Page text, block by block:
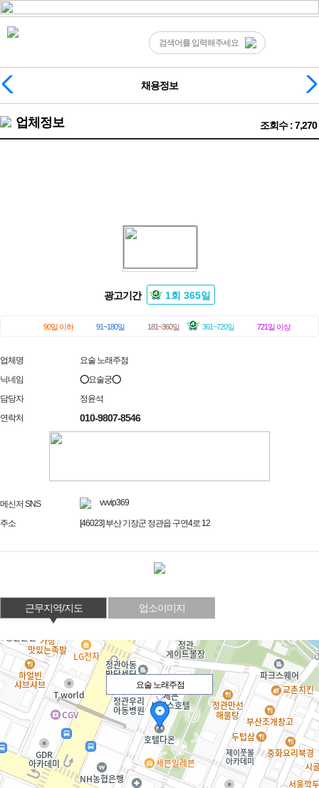
채용정보
업체정보 조회수 : 7,270
광고기간 1회 365일
90일 이하 91~180일 181~360일 361~720일 721일 이상
업체명
요술 노래주점
닉네임
⭕요술궁⭕
담당자
정윤석
연락처
010-9807-8546
메신저 SNS vvvip369
주소 [46023] 부산 기장군 정관읍 구연4로 12
근무지역/지도 업소이미지
요술 노래주점